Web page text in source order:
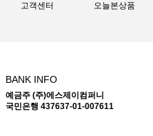
고객센터 오늘본상품
BANK INFO
예금주 (주)에스제이컴퍼니
국민은행 437637-01-007611